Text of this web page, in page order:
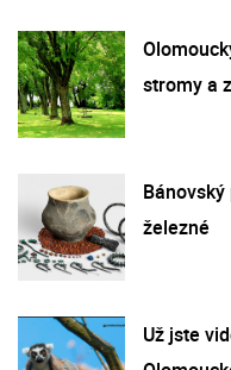
stromy a
železné
Už jste